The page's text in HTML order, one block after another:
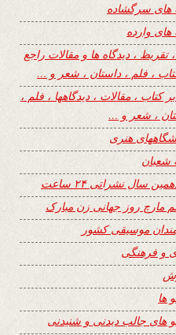
های سرگشاده
های وارده
تقریظ ، دیدگاه ها و مقالات راجع
، فلم ، داستان ، شعر و …
کتاب ، مقالات ، دیدگاهها ، فلم ،
، شعر و …
هنری
شعبان
سال نشراتی ۲۴ ساعت
مارچ روز جهانی زن مبارک
موسیقی کشور
و فرهنگی
ها
های جالب دیدنی و شنیدنی